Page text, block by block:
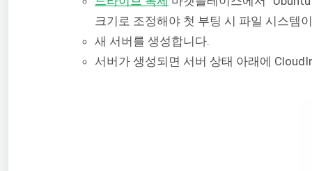
크기로 조정해야 첫 부팅 시 파일 시스템
새 서버를 생성합니다.
서버가 생성되면 서버 상태 아래에